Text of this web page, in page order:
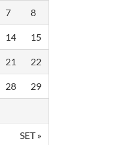
7 8
14 15
21 22
28 29
SET »